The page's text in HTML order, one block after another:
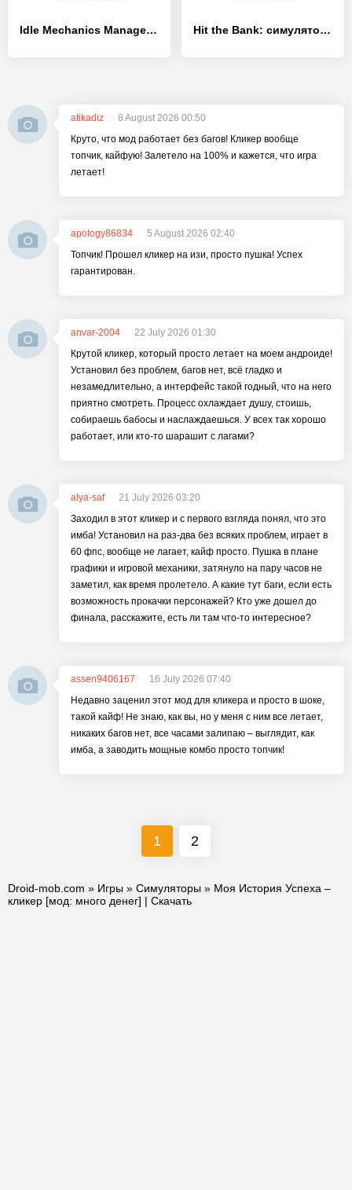
Idle Mechanics Manager – Завод Машин, айдл кликер Hit the Bank: симулятор жизни
atikadiz
8 August 2026 00:50
Круто, что мод работает без багов! Кликер вообще
топчик, кайфую! Залетело на 100% и кажется, что игра
летает!
apology86834
5 August 2026 02:40
Топчик! Прошел кликер на изи, просто пушка! Успех
гарантирован.
anvar-2004
22 July 2026 01:30
Крутой кликер, который просто летает на моем андроиде!
Установил без проблем, багов нет, всё гладко и
незамедлительно, а интерфейс такой годный, что на него
приятно смотреть. Процесс охлаждает душу, стоишь,
собираешь бабосы и наслаждаешься. У всех так хорошо
работает, или кто-то шарашит с лагами?
alya-saf
21 July 2026 03:20
Заходил в этот кликер и с первого взгляда понял, что это
имба! Установил на раз-два без всяких проблем, играет в
60 фпс, вообще не лагает, кайф просто. Пушка в плане
графики и игровой механики, затянуло на пару часов не
заметил, как время пролетело. А какие тут баги, если есть
возможность прокачки персонажей? Кто уже дошел до
финала, расскажите, есть ли там что-то интересное?
assen9406167
16 July 2026 07:40
Недавно заценил этот мод для кликера и просто в шоке,
такой кайф! Не знаю, как вы, но у меня с ним все летает,
никаких багов нет, все часами залипаю – выглядит, как
имба, а заводить мощные комбо просто топчик!
1 2
Droid-mob.com » Игры » Симуляторы » Моя История Успеха –
кликер [мод: много денег] | Скачать